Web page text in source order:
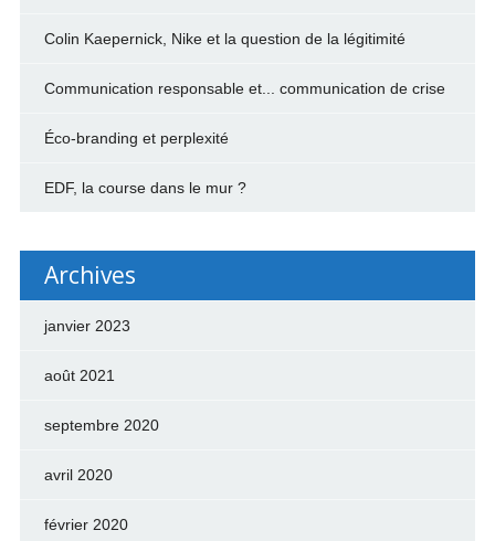
Colin Kaepernick, Nike et la question de la légitimité
Communication responsable et... communication de crise
Éco-branding et perplexité
EDF, la course dans le mur ?
Archives
janvier 2023
août 2021
septembre 2020
avril 2020
février 2020